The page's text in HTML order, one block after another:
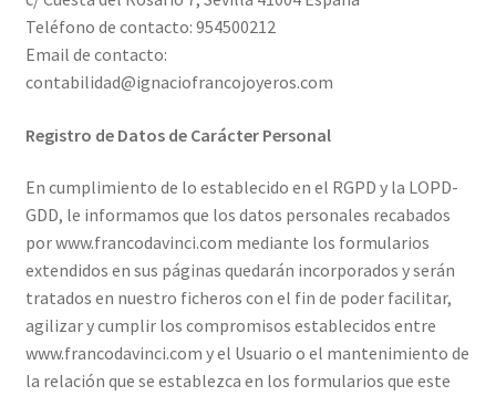
Teléfono de contacto: 954500212
Email de contacto:
contabilidad@ignaciofrancojoyeros.com
Registro de Datos de Carácter Personal
En cumplimiento de lo establecido en el RGPD y la LOPD-
GDD, le informamos que los datos personales recabados
por www.francodavinci.com mediante los formularios
extendidos en sus páginas quedarán incorporados y serán
tratados en nuestro ficheros con el fin de poder facilitar,
agilizar y cumplir los compromisos establecidos entre
www.francodavinci.com y el Usuario o el mantenimiento de
la relación que se establezca en los formularios que este